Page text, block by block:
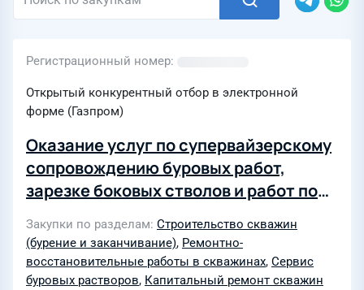
Регистрационный номер
Открытый конкурентный отбор в электронной
форме (Газпром)
Оказание услуг по супервайзерскому
сопровождению буровых работ,
зарезке боковых стволов и работ по
скважин для нужд АО "Газпром
добыча Томск"
Закупки по разделам Строительство скважин
(бурение и заканчивание), Ремонтно-
восстановительные работы в скважинах, Сервис
буровых растворов, Капитальный ремонт скважин